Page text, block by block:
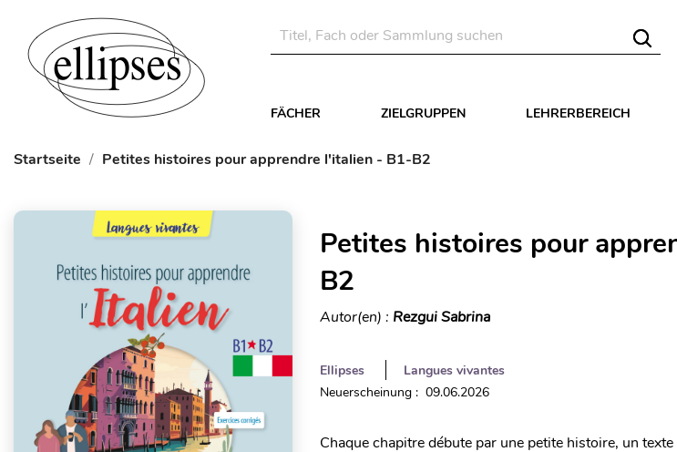
FÄCHER ZIELGRUPPEN LEHRERBEREICH
Startseite Petites histoires pour apprendre l'italien - B1-B2
Petites histoires pour
B2
Autor(en) : Rezgui Sabrina
Ellipses
Langues vivantes
Neuerscheinung : 09.06.2026
Chaque chapitre débute par une petite histoire, un